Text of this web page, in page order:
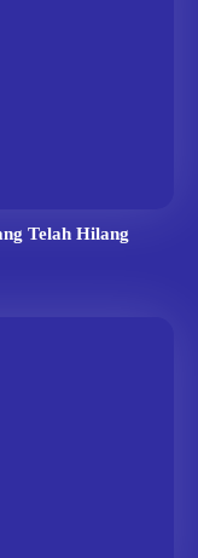
Telah Hilang